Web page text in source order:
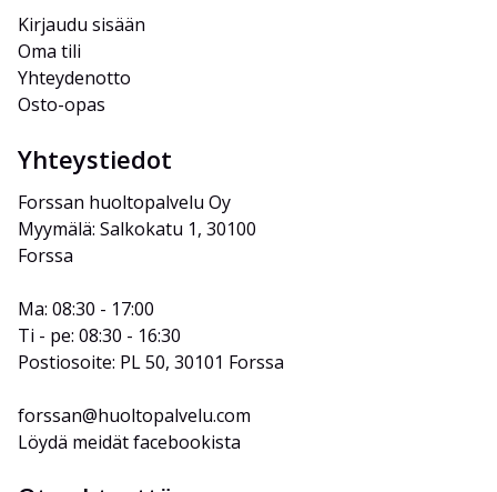
Kirjaudu sisään
Oma tili
Yhteydenotto
Osto-opas
Yhteystiedot
Forssan huoltopalvelu Oy
Myymälä: Salkokatu 1, 30100
Forssa
Ma: 08:30 - 17:00
Ti - pe: 08:30 - 16:30
Postiosoite: PL 50, 30101 Forssa
forssan@huoltopalvelu.com
Löydä meidät facebookista